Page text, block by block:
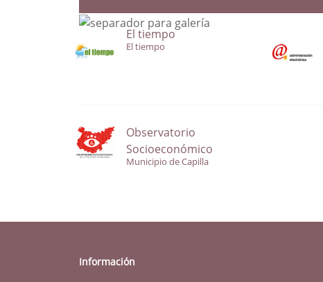
El tiempo
El tiempo
Observatorio
Socioeconómico
Municipio de Capilla
Información